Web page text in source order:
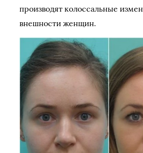
производят колоссальные
внешности женщин.